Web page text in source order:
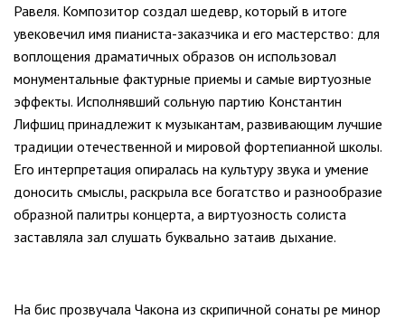
Равеля. Композитор создал шедевр, который в итоге
увековечил имя пианиста-заказчика и его мастерство: для
воплощения драматичных образов он использовал
монументальные фактурные приемы и самые виртуозные
эффекты. Исполнявший сольную партию Константин
Лифшиц принадлежит к музыкантам, развивающим лучшие
традиции отечественной и мировой фортепианной школы.
Его интерпретация опиралась на культуру звука и умение
доносить смыслы, раскрыла все богатство и разнообразие
образной палитры концерта, а виртуозность солиста
заставляла зал слушать буквально затаив дыхание.
На бис прозвучала Чакона из скрипичной сонаты ре минор